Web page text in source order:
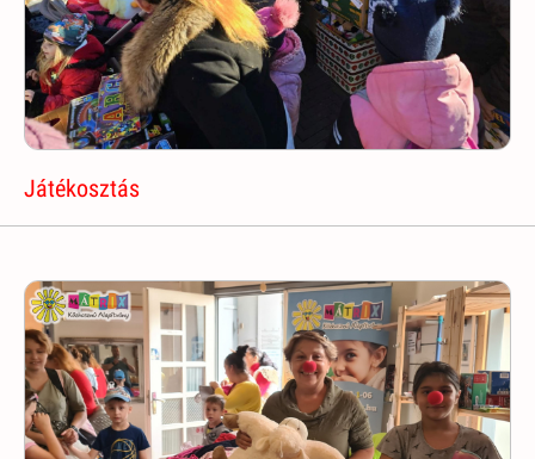
Játékosztás